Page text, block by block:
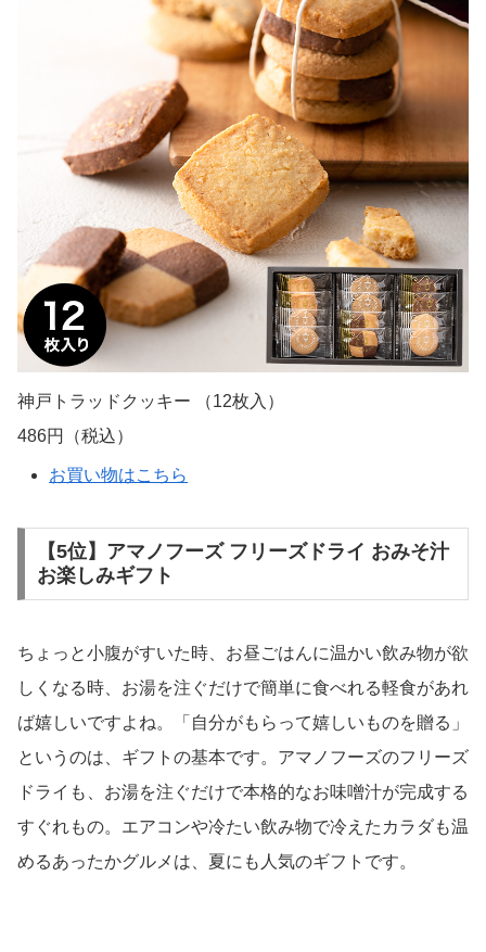
神戸トラッドクッキー （12枚入）
486円（税込）
お買い物はこちら
【5位】アマノフーズ フリーズドライ おみそ汁
お楽しみギフト
ちょっと小腹がすいた時、お昼ごはんに温かい飲み物が欲
しくなる時、お湯を注ぐだけで簡単に食べれる軽食があれ
ば嬉しいですよね。「自分がもらって嬉しいものを贈る」
というのは、ギフトの基本です。アマノフーズのフリーズ
ドライも、お湯を注ぐだけで本格的なお味噌汁が完成する
すぐれもの。エアコンや冷たい飲み物で冷えたカラダも温
めるあったかグルメは、夏にも人気のギフトです。